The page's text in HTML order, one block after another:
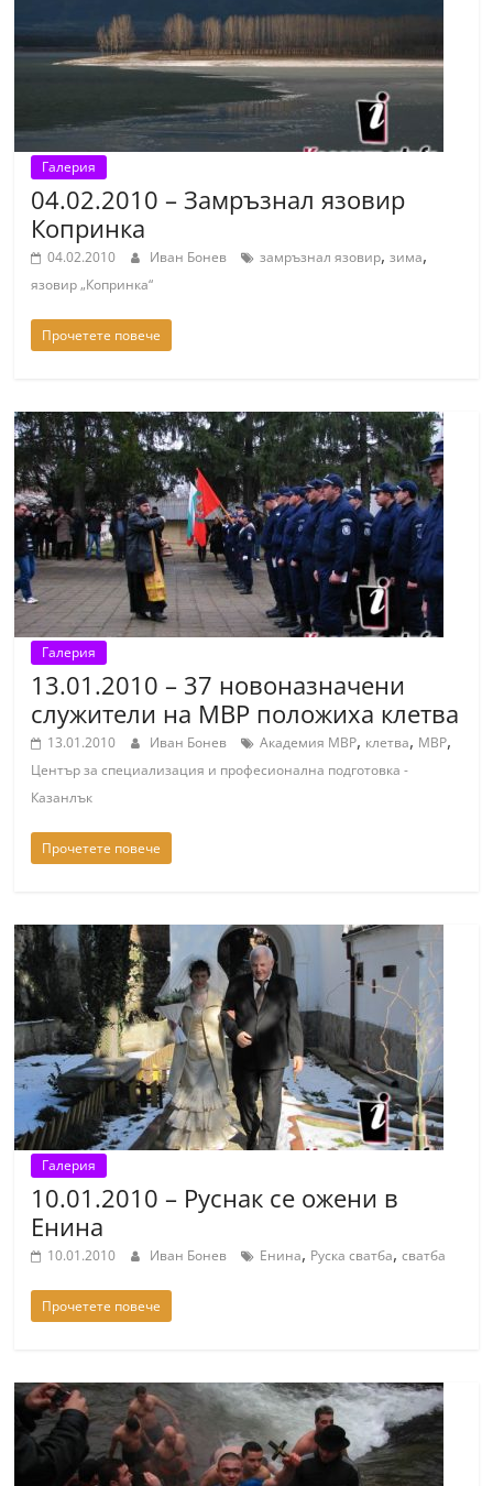
т
р
а
а
г
о
р
а
–
a
z
a
n
l
a
k
.
n
f
a
n
l
a
k
-
b
g
i
f
o
,
a
l
l
e
Галерия
04.02.2010 – Замръзнал язовир
Копринка
04.02.2010 Иван Бонев замръзнал язовир,зима,
язовир „Копринка“
Прочетете повече
Галерия
13.01.2010 – 37 новоназначени
служители на МВР положиха клетва
13.01.2010 Иван Бонев Академия МВР, клетва, МВР,
Център за специализация и професионална подготовка -
Казанлък
Прочетете повече
Галерия
10.01.2010 – Руснак се ожени в
Енина
10.01.2010 Иван Бонев Енина, Руска сватба,сватба
Прочетете повече